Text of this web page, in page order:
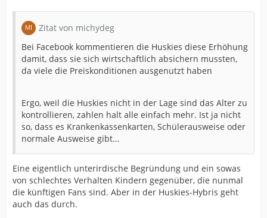
Zitat von michydeg
Bei Facebook kommentieren die Huskies diese Erhöhung
damit, dass sie sich wirtschaftlich absichern mussten,
da viele die Preiskonditionen ausgenutzt haben
Ergo, weil die Huskies nicht in der Lage sind das Alter zu
kontrollieren, zahlen halt alle einfach mehr. Ist ja nicht
so, dass es Krankenkassenkarten, Schülerausweise oder
normale Ausweise gibt…
Eine eigentlich unterirdische Begründung und ein sowas
von schlechtes Verhalten Kindern gegenüber, die nunmal
die künftigen Fans sind. Aber in der Huskies-Hybris geht
auch das durch.